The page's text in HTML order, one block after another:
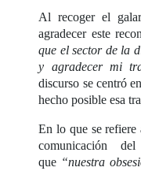
Al recoger el
agradecer este
que el sector de la
y agradecer mi
discurso se centró
hecho posible esa
En lo que se refiere
comunicación
que “nuestra